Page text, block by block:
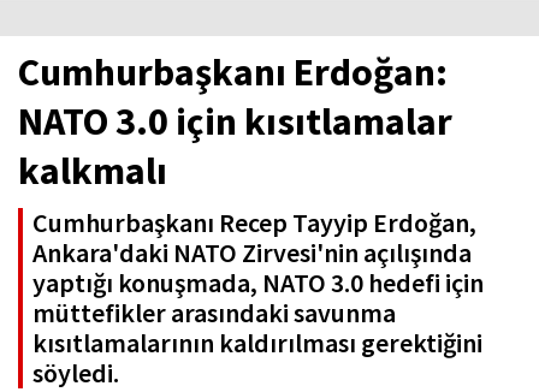
Cumhurbaşkanı Erdoğan:
NATO 3.0 için kısıtlamalar
kalkmalı
Cumhurbaşkanı Recep Tayyip Erdoğan,
Ankara'daki NATO Zirvesi'nin açılışında
yaptığı konuşmada, NATO 3.0 hedefi için
müttefikler arasındaki savunma
kısıtlamalarının kaldırılması gerektiğini
söyledi.